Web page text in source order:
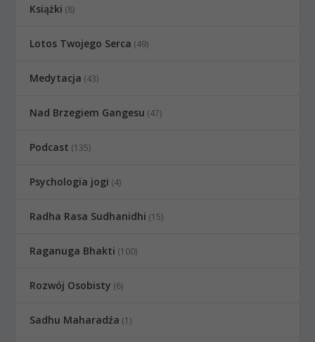
Książki (8)
Lotos Twojego Serca (49)
Medytacja (43)
Nad Brzegiem Gangesu (47)
Podcast (135)
Psychologia jogi (4)
Radha Rasa Sudhanidhi (15)
Raganuga Bhakti (100)
Rozwój Osobisty (6)
Sadhu Maharadźa (1)